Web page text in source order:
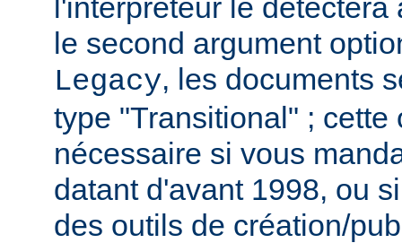
l'interpréteur le
le second argument
Legacy, les documents
type "Transitional" ; cette
nécessaire si vous
datant d'avant 1998, ou
des outils de création/